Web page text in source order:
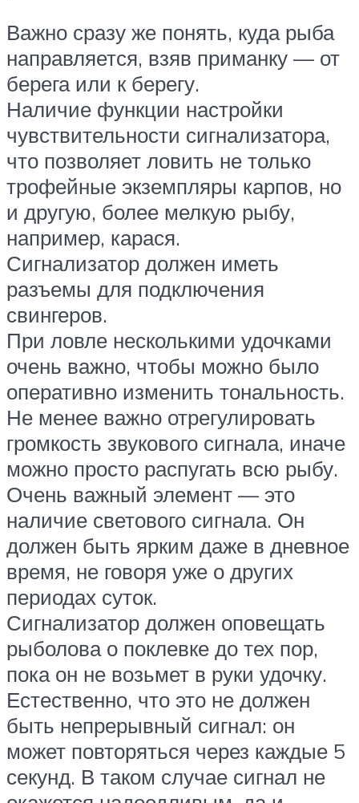
Важно сразу же понять, куда рыба
направляется, взяв приманку — от
берега или к берегу.
Наличие функции настройки
чувствительности сигнализатора,
что позволяет ловить не только
трофейные экземпляры карпов, но
и другую, более мелкую рыбу,
например, карася.
Сигнализатор должен иметь
разъемы для подключения
свингеров.
При ловле несколькими удочками
очень важно, чтобы можно было
оперативно изменить тональность.
Не менее важно отрегулировать
громкость звукового сигнала, иначе
можно просто распугать всю рыбу.
Очень важный элемент — это
наличие светового сигнала. Он
должен быть ярким даже в дневное
время, не говоря уже о других
периодах суток.
Сигнализатор должен оповещать
рыболова о поклевке до тех пор,
пока он не возьмет в руки удочку.
Естественно, что это не должен
быть непрерывный сигнал: он
может повторяться через каждые 5
секунд. В таком случае сигнал не